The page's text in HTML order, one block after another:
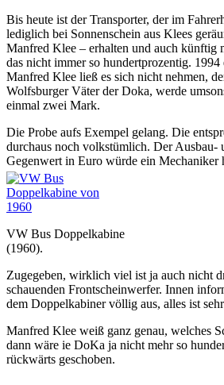
Bis heute ist der Transporter, der im
lediglich bei Sonnenschein aus Klees
Manfred Klee – erhalten und auch künftig
das nicht immer so hundertprozentig.
Manfred Klee ließ es sich nicht nehmen,
Wolfsburger Väter der Doka, werde
einmal zwei Mark.
Die Probe aufs Exempel gelang. Die
durchaus noch volkstümlich. Der Ausbau-
Gegenwert in Euro würde ein Mechaniker
VW Bus Doppelkabine
(1960).
Zugegeben, wirklich viel ist ja auch nicht
schauenden Frontscheinwerfer. Innen
dem Doppelkabiner völlig aus, alles ist
Manfred Klee weiß ganz genau, welches
dann wäre ie DoKa ja nicht mehr so
rückwärts geschoben.